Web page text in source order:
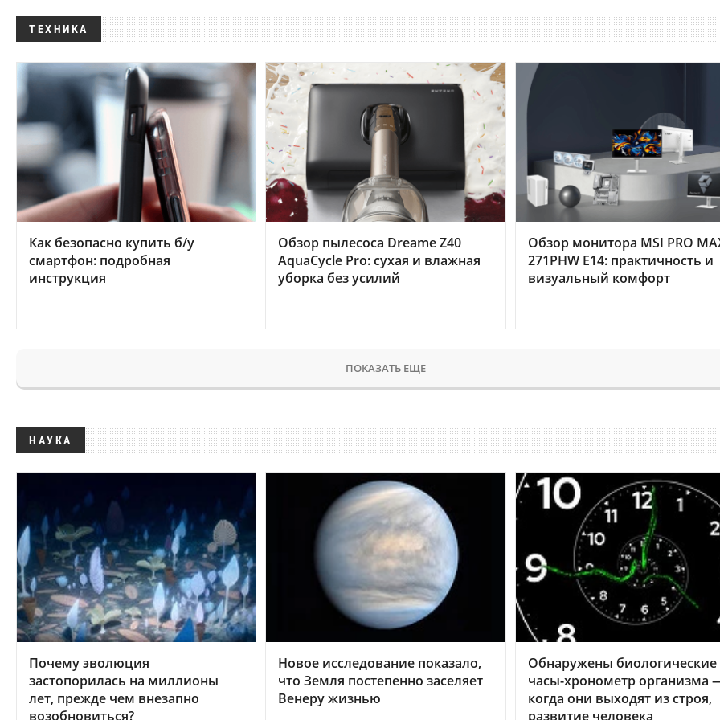
ТЕХНИКА
Как безопасно купить б/у
смартфон: подробная
инструкция
Обзор пылесоса Dreame Z40
AquaCycle Pro: сухая и влажная
уборка без усилий
Обзор монитора MSI PRO
271PHW E14: практичность и
визуальный комфорт
ПОКАЗАТЬ ЕЩЕ
НАУКА
Почему эволюция
застопорилась на миллионы
лет, прежде чем внезапно
возобновиться?
Новое исследование показало,
что Земля постепенно заселяет
Венеру жизнью
Обнаружены биологические
часы-хронометр организма
когда они выходят из строя,
развитие человека